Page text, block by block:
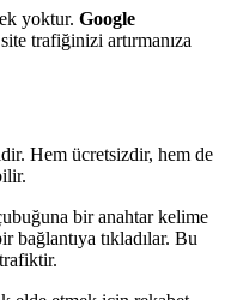
yoktur. Google
trafiğinizi artırmanıza
Hem ücretsizdir, hem de
bir anahtar kelime
bağlantıya tıkladılar. Bu